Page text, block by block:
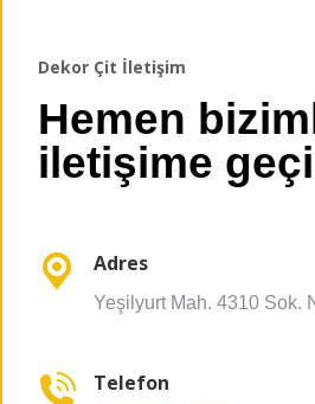
Dekor Çit İletişim
Hemen
iletişime
Adres
Yeşilyurt Mah. 4310 Sok.
Telefon